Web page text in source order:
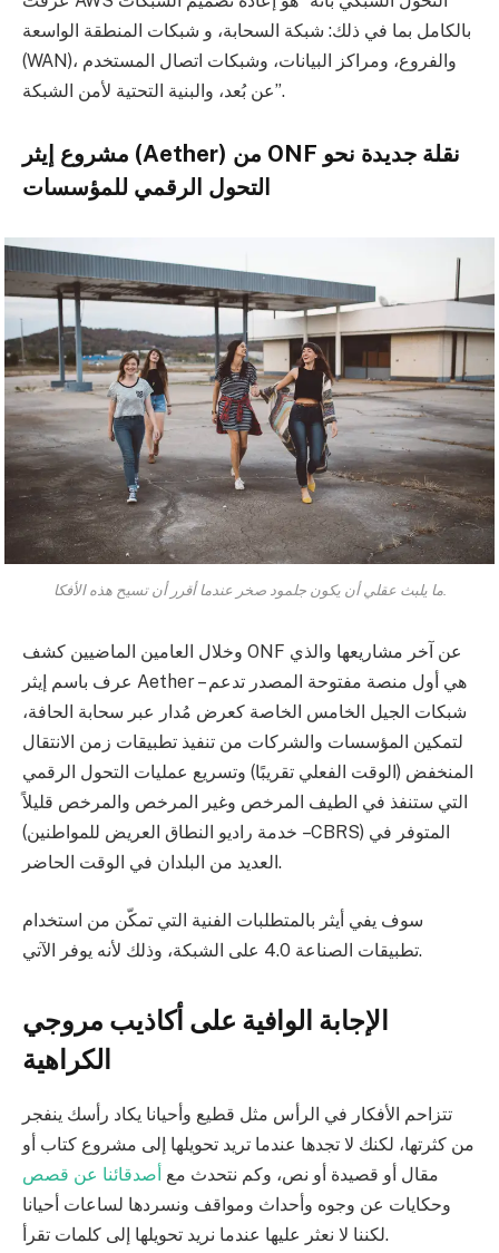
بالكامل بما في ذلك: شبكة السحابة، و شبكات المنطقة الواسعة
(WAN)، والفروع، ومراكز البيانات، وشبكات اتصال المستخدم
عن بُعد، والبنية التحتية لأمن الشبكة”.
مشروع إيثر (Aether) من ONF نقلة جديدة نحو
التحول الرقمي للمؤسسات
ما يلبث عقلي أن يكون جلمود صخر عندما أقرر أن تسيح هذه الأفكا.
وخلال العامين الماضيين كشف ONF عن آخر مشاريعها والذي
عرف باسم إيثر Aether – هي أول منصة مفتوحة المصدر تدعم
شبكات الجيل الخامس الخاصة كعرض مُدار عبر سحابة الحافة،
لتمكين المؤسسات والشركات من تنفيذ تطبيقات زمن الانتقال
المنخفض (الوقت الفعلي تقريبًا) وتسريع عمليات التحول الرقمي
التي ستنفذ في الطيف المرخص وغير المرخص والمرخص قليلاً
(خدمة راديو النطاق العريض للمواطنين – CBRS) المتوفر في
العديد من البلدان في الوقت الحاضر.
سوف يفي أيثر بالمتطلبات الفنية التي تمكّن من استخدام
تطبيقات الصناعة 4.0 على الشبكة، وذلك لأنه يوفر الآتي.
الإجابة الوافية على أكاذيب مروجي
الكراهية
تتزاحم الأفكار في الرأس مثل قطيع وأحيانا يكاد رأسك ينفجر
من كثرتها، لكنك لا تجدها عندما تريد تحويلها إلى مشروع كتاب أو
مقال أو قصيدة أو نص، وكم نتحدث مع أصدقائنا عن قصص
وحكايات عن وجوه وأحداث ومواقف ونسردها لساعات أحيانا
لكننا لا نعثر عليها عندما نريد تحويلها إلى كلمات تقرأ.